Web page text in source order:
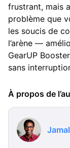
frustrant, mais
problème que
les soucis de
l’arène —
GearUP
sans
À propos de